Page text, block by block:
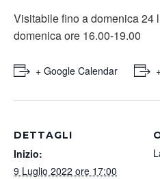
Visitabile fino a domenica 24
domenica ore 16.00-19.00
+ Google Calendar
DETTAGLI
Inizio:
9 Luglio 2022 ore 17:00